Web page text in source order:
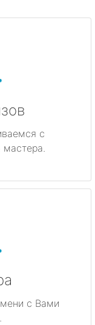
с
мастера.
с Вами